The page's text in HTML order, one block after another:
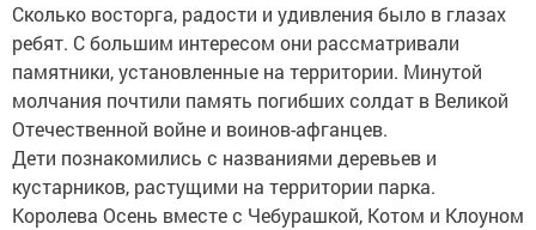
Сколько восторга, радости и удивления было в глазах
ребят. С большим интересом они рассматривали
памятники, установленные на территории. Минутой
молчания почтили память погибших солдат в Великой
Отечественной войне и воинов-афганцев.
Дети познакомились с названиями деревьев и
кустарников, растущими на территории парка.
Королева Осень вместе с Чебурашкой, Котом и Клоуном